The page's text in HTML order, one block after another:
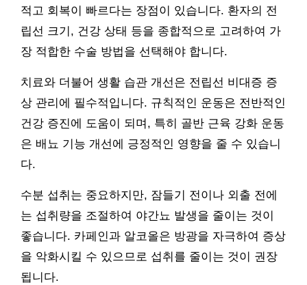
적고 회복이 빠르다는 장점이 있습니다. 환자의 전
립선 크기, 건강 상태 등을 종합적으로 고려하여 가
장 적합한 수술 방법을 선택해야 합니다.
치료와 더불어 생활 습관 개선은 전립선 비대증 증
상 관리에 필수적입니다. 규칙적인 운동은 전반적인
건강 증진에 도움이 되며, 특히 골반 근육 강화 운동
은 배뇨 기능 개선에 긍정적인 영향을 줄 수 있습니
다.
수분 섭취는 중요하지만, 잠들기 전이나 외출 전에
는 섭취량을 조절하여 야간뇨 발생을 줄이는 것이
좋습니다. 카페인과 알코올은 방광을 자극하여 증상
을 악화시킬 수 있으므로 섭취를 줄이는 것이 권장
됩니다.